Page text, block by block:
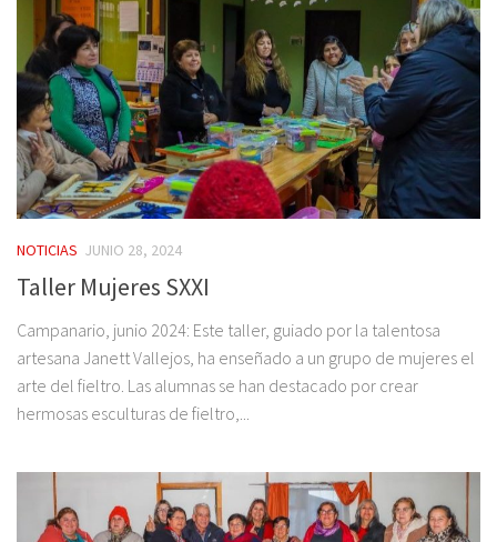
NOTICIAS JUNIO 28, 2024
Taller Mujeres SXXI
Campanario, junio 2024: Este taller, guiado por la talentosa
artesana Janett Vallejos, ha enseñado a un grupo de mujeres el
arte del fieltro. Las alumnas se han destacado por crear
hermosas esculturas de fieltro,...